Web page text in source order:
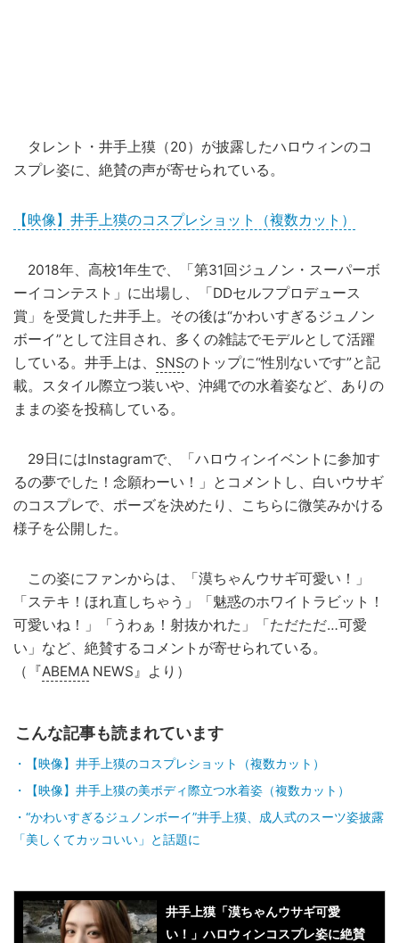
タレント・井手上獏（20）が披露したハロウィンのコ
スプレ姿に、絶賛の声が寄せられている。
【映像】井手上獏のコスプレショット（複数カット）
2018年、高校1年生で、「第31回ジュノン・スーパーボ
ーイコンテスト」に出場し、「DDセルフプロデュース
賞」を受賞した井手上。その後は“かわいすぎるジュノン
ボーイ”として注目され、多くの雑誌でモデルとして活躍
している。井手上は、 SNSのトップに“性別ないです”と記
載。スタイル際立つ装いや、沖縄での水着姿など、ありの
ままの姿を投稿している。
29日にはInstagramで、「ハロウィンイベントに参加す
るの夢でした！念願わーい！」とコメントし、白いウサギ
のコスプレで、ポーズを決めたり、こちらに微笑みかける
様子を公開した。
この姿にファンからは、「漠ちゃんウサギ可愛い！」
「ステキ！ほれ直しちゃう」「魅惑のホワイトラビット！
可愛いね！」「うわぁ！射抜かれた」「ただただ…可愛
い」など、絶賛するコメントが寄せられている。
（『ABEMA NEWS』より）
こんな記事も読まれています
【映像】井手上獏のコスプレショット（複数カット）
【映像】井手上獏の美ボディ際立つ水着姿（複数カット）
“かわいすぎるジュノンボーイ”井手上獏、成人式のスーツ姿披露
「美しくてカッコいい」と話題に
井手上獏「漠ちゃんウサギ可愛
い！」ハロウィンコスプレ姿に絶賛